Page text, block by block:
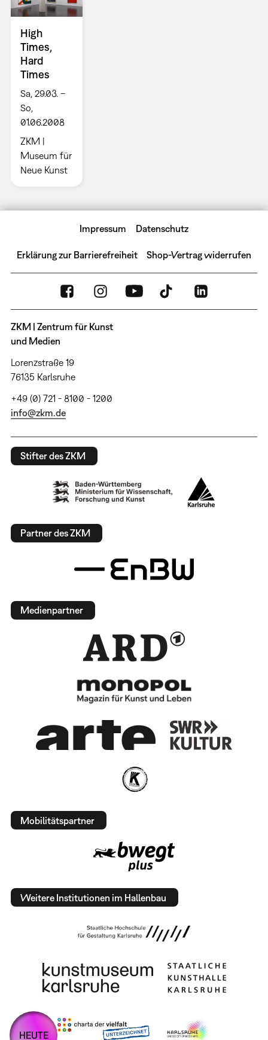
High
Times,
Hard
Times
Sa, 29.03. –
So,
01.06.2008
ZKM |
Museum für
Neue Kunst
Impressum Datenschutz
Erklärung zur Barrierefreiheit Shop-Vertrag widerrufen
ZKM | Zentrum für Kunst
und Medien
Lorenzstraße 19
76135 Karlsruhe
+49 (0) 721 - 8100 - 1200
info@zkm.de
Stifter des ZKM
Partner des ZKM
Medienpartner
Mobilitätspartner
Weitere Institutionen im Hallenbau
HEUTE